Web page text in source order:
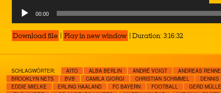
Audio
Player
00:00
Download file | Play in new window | Duration: 3:16:32
SCHLAGWÖRTER: AITO ALBA BERLIN ANDRÉ VOIGT
ANDREAS
BROOKLYN NETS
BVB CAMILA GIORGI CHRISTIAN SCHIMMEL
DENNIS
EDDIE MIELKE
ERLING HAALAND FC BAYERN FOOTBALL
GERD